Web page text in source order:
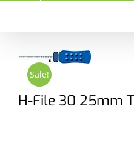
Sale!
H-File 30 25mm